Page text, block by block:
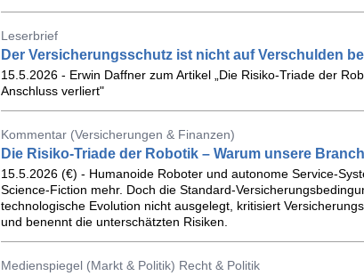
Leserbrief
Der Versicherungsschutz ist nicht auf Verschulden
15.5.2026 - Erwin Daffner zum Artikel „Die Risiko-Triade der
Anschluss verliert"
Kommentar (Versicherungen & Finanzen)
Die Risiko-Triade der Robotik – Warum unsere
15.5.2026 (€) - Humanoide Roboter und autonome Service-
Science-Fiction mehr. Doch die Standard-
technologische Evolution nicht ausgelegt, kritisiert
und benennt die unterschätzten Risiken.
Medienspiegel (Markt & Politik) Recht & Politik